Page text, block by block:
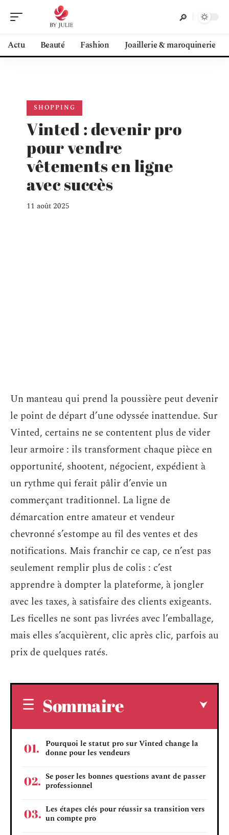
Actu Beauté Fashion Joaillerie & maroquinerie
SHOPPING
Vinted : devenir pro
pour vendre
vêtements en ligne
avec succès
11 août 2025
Un manteau qui prend la poussière peut devenir
le point de départ d’une odyssée inattendue. Sur
Vinted, certains ne se contentent plus de vider
leur armoire : ils transforment chaque pièce en
opportunité, shootent, négocient, expédient à
un rythme qui ferait pâlir d’envie un
commerçant traditionnel. La ligne de
démarcation entre amateur et vendeur
chevronné s’estompe au fil des ventes et des
notifications. Mais franchir ce cap, ce n’est pas
seulement remplir plus de colis : c’est
apprendre à dompter la plateforme, à jongler
avec les taxes, à satisfaire des clients exigeants.
Les ficelles ne sont pas livrées avec l’emballage,
mais elles s’acquièrent, clic après clic, parfois au
prix de quelques ratés.
Sommaire
Pourquoi le statut pro sur Vinted change la
donne pour les vendeurs
Se poser les bonnes questions avant de passer
professionnel
Les étapes clés pour réussir sa transition vers
un compte pro